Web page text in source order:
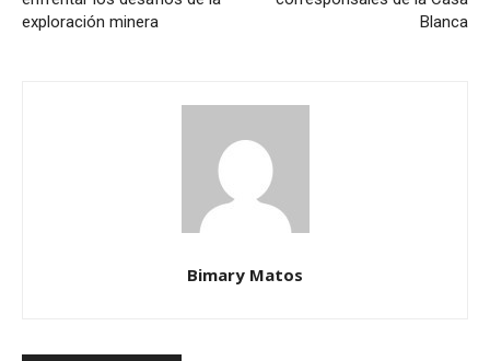
exploración minera
Blanca
Bimary Matos